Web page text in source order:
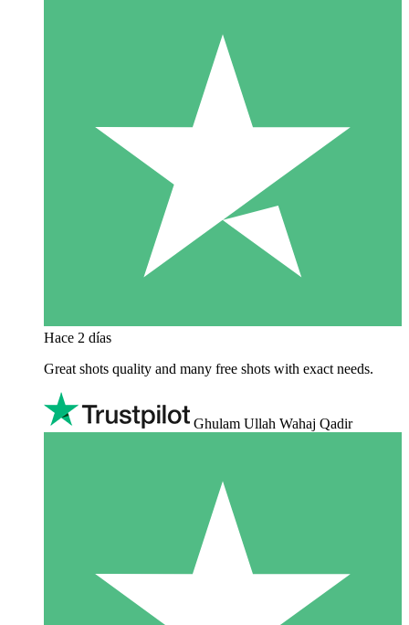
Hace 2 días
Great shots quality and many free shots with exact needs.
Ghulam Ullah Wahaj Qadir